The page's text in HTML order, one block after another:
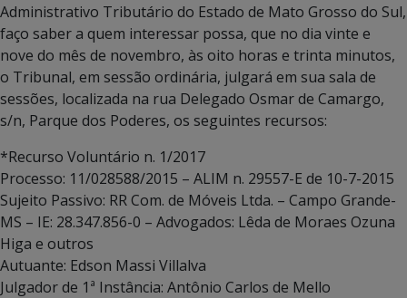
Administrativo Tributário do Estado de Mato Grosso do Sul,
faço saber a quem interessar possa, que no dia vinte e
nove do mês de novembro, às oito horas e trinta minutos,
o Tribunal, em sessão ordinária, julgará em sua sala de
sessões, localizada na rua Delegado Osmar de Camargo,
s/n, Parque dos Poderes, os seguintes recursos:
*Recurso Voluntário n. 1/2017
Processo: 11/028588/2015 – ALIM n. 29557-E de 10-7-2015
Sujeito Passivo: RR Com. de Móveis Ltda. – Campo Grande-
MS – IE: 28.347.856-0 – Advogados: Lêda de Moraes Ozuna
Higa e outros
Autuante: Edson Massi Villalva
Julgador de 1ª Instância: Antônio Carlos de Mello